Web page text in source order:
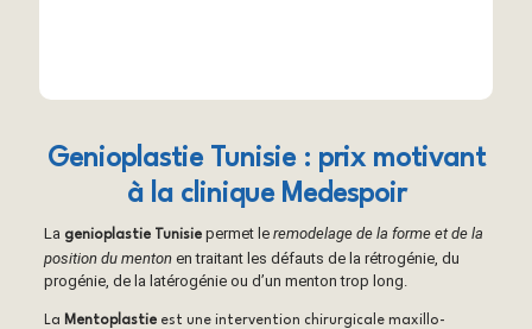
Genioplastie Tunisie : prix motivant
à la clinique Medespoir
La genioplastie Tunisiepermet le remodelage de la forme et de la
position du mentonen traitant les défauts de la rétrogénie, du
progénie, de la latérogénie ou d’un menton trop long.
La Mentoplastieest une intervention chirurgicale maxillo-